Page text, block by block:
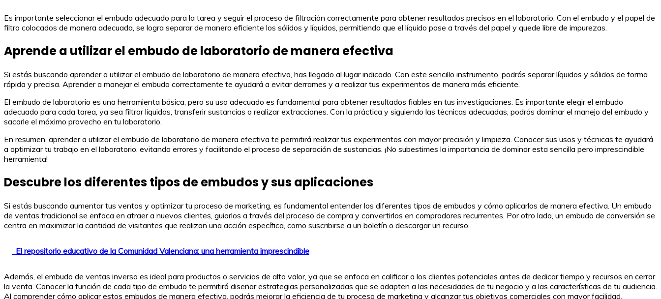
Es importante seleccionar el embudo adecuado para la tarea y seguir el proceso de filtración correctamente para obtener resultados precisos en el laboratorio. Con el embudo y el papel de
filtro colocados de manera adecuada, se logra separar de manera eficiente los sólidos y líquidos, permitiendo que el líquido pase a través del papel y quede libre de impurezas.
Aprende a utilizar el embudo de laboratorio de manera efectiva
Si estás buscando aprender a utilizar el embudo de laboratorio de manera efectiva, has llegado al lugar indicado. Con este sencillo instrumento, podrás separar líquidos y sólidos de forma
rápida y precisa. Aprender a manejar el embudo correctamente te ayudará a evitar derrames y a realizar tus experimentos de manera más eficiente.
El embudo de laboratorio es una herramienta básica, pero su uso adecuado es fundamental para obtener resultados fiables en tus investigaciones. Es importante elegir el embudo
adecuado para cada tarea, ya sea filtrar líquidos, transferir sustancias o realizar extracciones. Con la práctica y siguiendo las técnicas adecuadas, podrás dominar el manejo del embudo y
sacarle el máximo provecho en tu laboratorio.
En resumen, aprender a utilizar el embudo de laboratorio de manera efectiva te permitirá realizar tus experimentos con mayor precisión y limpieza. Conocer sus usos y técnicas te ayudará
a optimizar tu trabajo en el laboratorio, evitando errores y facilitando el proceso de separación de sustancias. ¡No subestimes la importancia de dominar esta sencilla pero imprescindible
herramienta!
Descubre los diferentes tipos de embudos y sus aplicaciones
Si estás buscando aumentar tus ventas y optimizar tu proceso de marketing, es fundamental entender los diferentes tipos de embudos y cómo aplicarlos de manera efectiva. Un embudo
de ventas tradicional se enfoca en atraer a nuevos clientes, guiarlos a través del proceso de compra y convertirlos en compradores recurrentes. Por otro lado, un embudo de conversión se
centra en maximizar la cantidad de visitantes que realizan una acción específica, como suscribirse a un boletín o descargar un recurso.
El repositorio educativo de la Comunidad Valenciana: una herramienta imprescindible
Además, el embudo de ventas inverso es ideal para productos o servicios de alto valor, ya que se enfoca en calificar a los clientes potenciales antes de dedicar tiempo y recursos en cerrar
la venta. Conocer la función de cada tipo de embudo te permitirá diseñar estrategias personalizadas que se adapten a las necesidades de tu negocio y a las características de tu audiencia.
Al comprender cómo aplicar estos embudos de manera efectiva, podrás mejorar la eficiencia de tu proceso de marketing y alcanzar tus objetivos comerciales con mayor facilidad.